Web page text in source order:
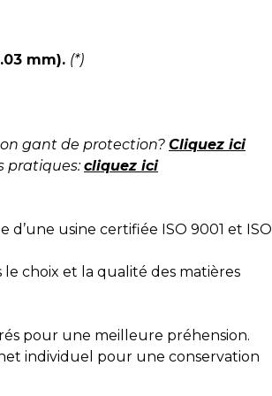
mm). (*)
gant de protection? Cliquez ici
pratiques:cliquez ici
d’une usine certifiée ISO 9001 et ISO
le choix et la qualité des matières
pour une meilleure préhension.
individuel pour une conservation